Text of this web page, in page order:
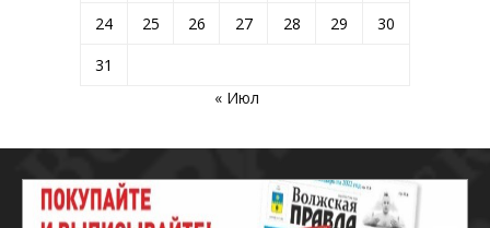
24
25 26 27 28 29
30
31
« Июл